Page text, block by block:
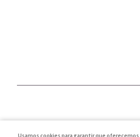
Usamos cookies para garantir que